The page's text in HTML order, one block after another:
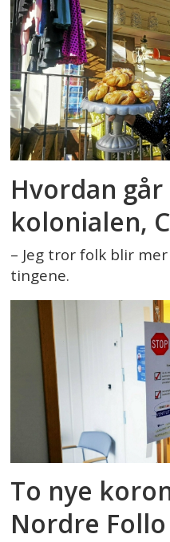
Hvordan
kolonialen,
– Jeg tror folk blir
tingene.
To nye
Nordre Follo